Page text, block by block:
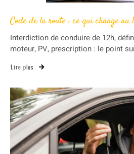
Code de la route : ce qui change
Interdiction de conduire de 12h,
moteur, PV, prescription : le point
Lire plus